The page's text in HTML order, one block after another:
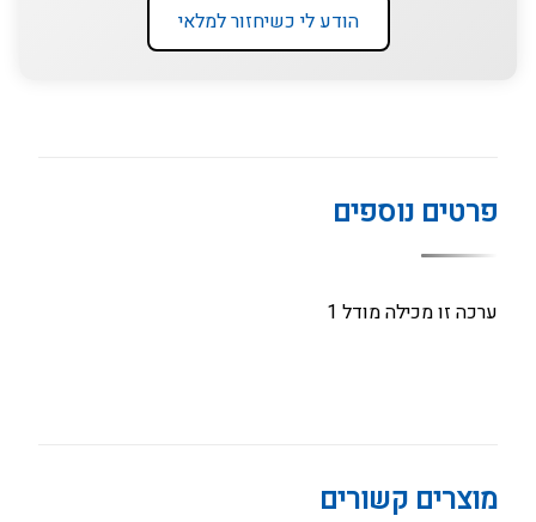
הודע לי כשיחזור למלאי
פרטים נוספים
ערכה זו מכילה מודל 1
מוצרים קשורים